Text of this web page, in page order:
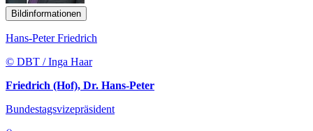
Bildinformationen
Hans-Peter Friedrich
© DBT / Inga Haar
Friedrich (Hof), Dr. Hans-Peter
Bundestagsvizepräsident